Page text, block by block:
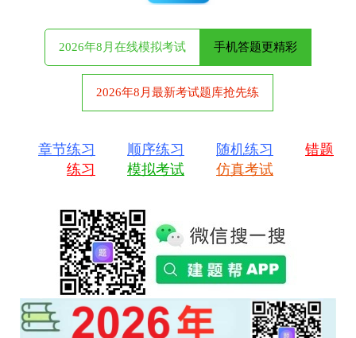
2026年8月在线模拟考试 手机答题更精彩
2026年8月最新考试题库抢先练
章节练习 顺序练习 随机练习
错题
练习
模拟考试 仿真考试